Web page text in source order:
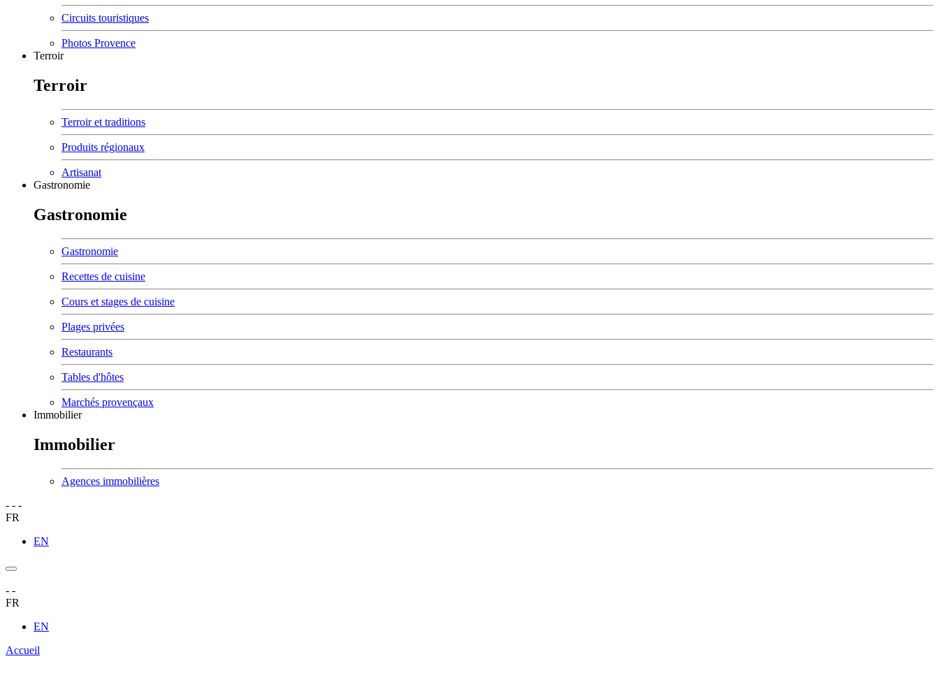
Circuits touristiques
Photos Provence
Terroir
Terroir
Terroir et traditions
Produits régionaux
Artisanat
Gastronomie
Gastronomie
Gastronomie
Recettes de cuisine
Cours et stages de cuisine
Plages privées
Restaurants
Tables d'hôtes
Marchés provençaux
Immobilier
Immobilier
Agences immobilières
- - -
FR
EN
- -
FR
EN
Accueil